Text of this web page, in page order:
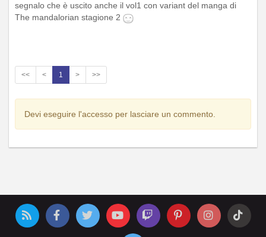
segnalo che è uscito anche il vol1 con variant del manga di
The mandalorian stagione 2
<< < 1 > >>
Devi eseguire l'accesso per lasciare un commento.